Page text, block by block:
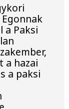
a Paksi
a hazai
a paksi